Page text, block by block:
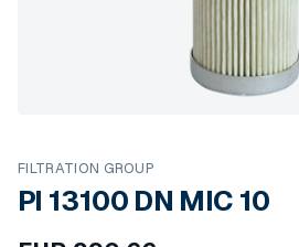
FILTRATION GROUP
PI 13100 DN MIC 10